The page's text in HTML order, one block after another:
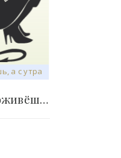
- Первое время у меня поживёшь, а с утра домой..